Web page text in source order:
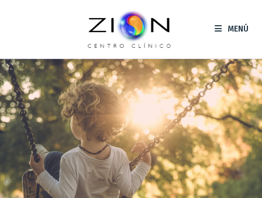
MENÚ